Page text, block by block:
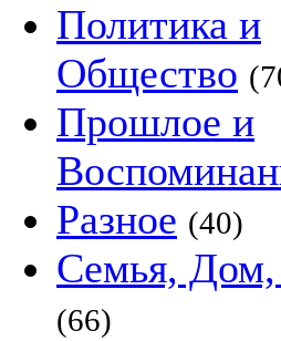
Политика и
Общество
Прошлое и
Разное (40)
Семья,
(66)